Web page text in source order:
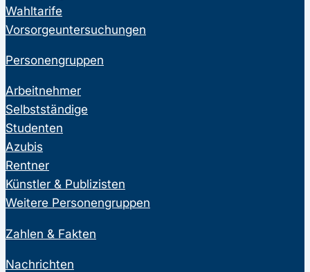
Wahltarife
Vorsorgeuntersuchungen
Personengruppen
Arbeitnehmer
Selbstständige
Studenten
Azubis
Rentner
Künstler & Publizisten
Weitere Personengruppen
Zahlen & Fakten
Nachrichten